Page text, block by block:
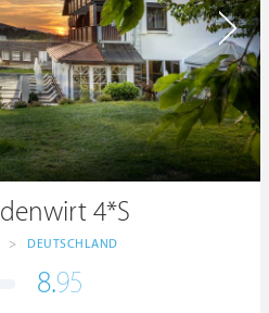
4*S
> DEUTSCHLAND
8.95